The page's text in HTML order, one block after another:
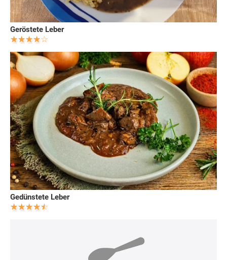
Geröstete Leber
Gedünstete Leber